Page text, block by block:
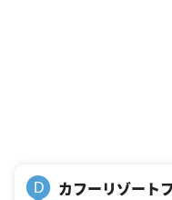
D
カフーリゾート